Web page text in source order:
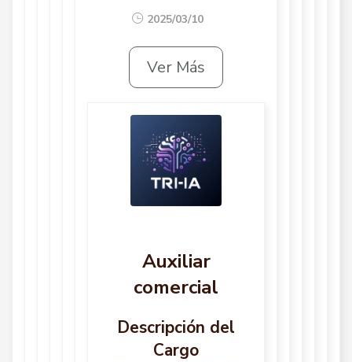
2025/03/10
Ver Más
Auxiliar
comercial
Descripción del
Cargo